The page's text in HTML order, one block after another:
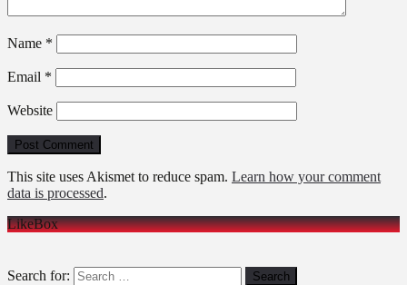
Name *
Email *
Website
This site uses Akismet to reduce spam. Learn how your comment
data is processed.
LikeBox
Search for: